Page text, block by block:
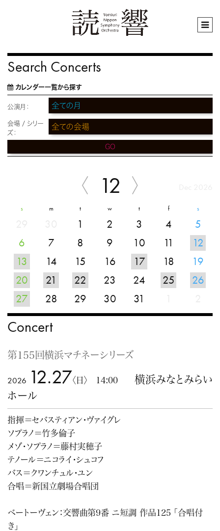
Search Concerts
カレンダー一覧から探す
公演月：
会場 / シリー
ズ：
GO
12
s m t w t f s
1 2 3 4
5
6
7 8 9 10 11
12
13
14 15 16 17 18
19
20
21 22 23 24 25
26
27
28 29 30 31
Concert
第155回横浜マチネーシリーズ
2026 12.27〈日〉 14:00 横浜みなとみらい
ホール
指揮＝セバスティアン・ヴァイグレ
ソプラノ＝竹多倫子
メゾ・ソプラノ＝藤村実穂子
テノール＝ニコライ・シュコフ
バス＝クワンチュル・ユン
合唱＝新国立劇場合唱団
ベートーヴェン：交響曲第9番 ニ短調 作品125 「合唱付
き」